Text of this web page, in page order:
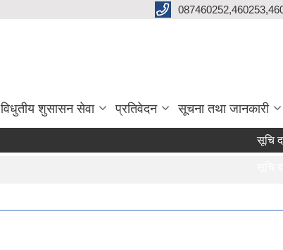
विधुतीय शुसासन सेवा प्रतिवेदन सूचना तथा जानकारी
सूचि